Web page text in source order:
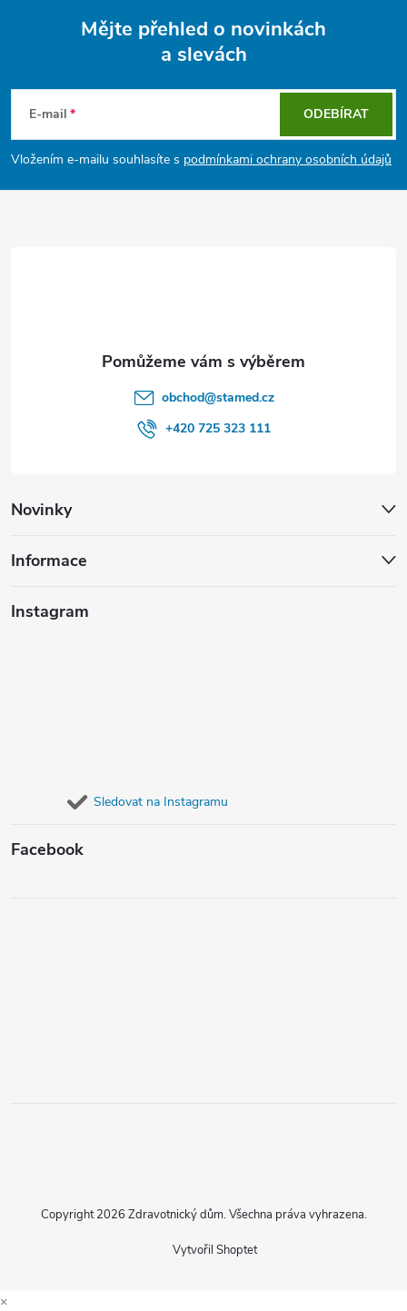
p
a
Mějte přehled o novinkách
a slevách
E-mail
Vložením e-mailu souhlasíte s podmínkami ochrany osobních údajů
ODEBÍRAT
Novinky
Informace
Instagram
Sledovat na Instagramu
Facebook
obchod@stamed.cz
+420 725 323 111
Vytvořil Shoptet
Copyright 2026 Zdravotnický dům. Všechna práva vyhrazena.
×